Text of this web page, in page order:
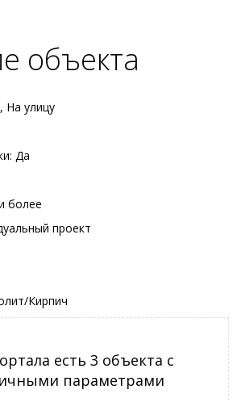
объекта
На улицу
Да
более
проект
Кирпич
есть 3 объекта с
параметрами